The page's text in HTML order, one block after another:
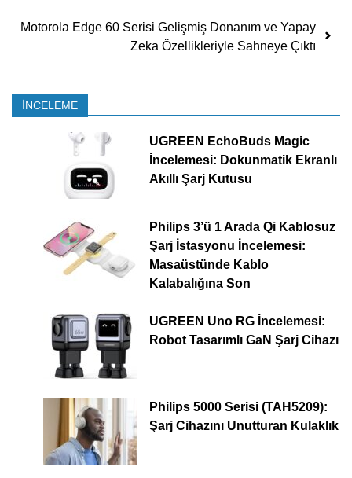
Motorola Edge 60 Serisi Gelişmiş Donanım ve Yapay
Zeka Özellikleriyle Sahneye Çıktı
İNCELEME
UGREEN EchoBuds Magic
İncelemesi: Dokunmatik Ekranlı
Akıllı Şarj Kutusu
Philips 3’ü 1 Arada Qi Kablosuz
Şarj İstasyonu İncelemesi:
Masaüstünde Kablo
Kalabalığına Son
UGREEN Uno RG İncelemesi:
Robot Tasarımlı GaN Şarj Cihazı
Philips 5000 Serisi (TAH5209):
Şarj Cihazını Unutturan Kulaklık